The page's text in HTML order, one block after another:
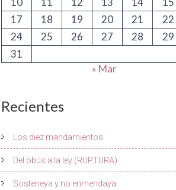
17
18 19 20 21 22
24
25 26 27 28 29
31
« Mar
Recientes
Los diez mandamientos
Del obús a la ley (RUPTURA)
Sosteneya y no enmendaya